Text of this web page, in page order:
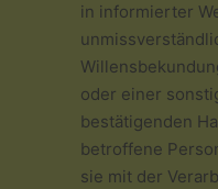
in informierter
oder einer
bestätigenden
betroffene
sie mit der